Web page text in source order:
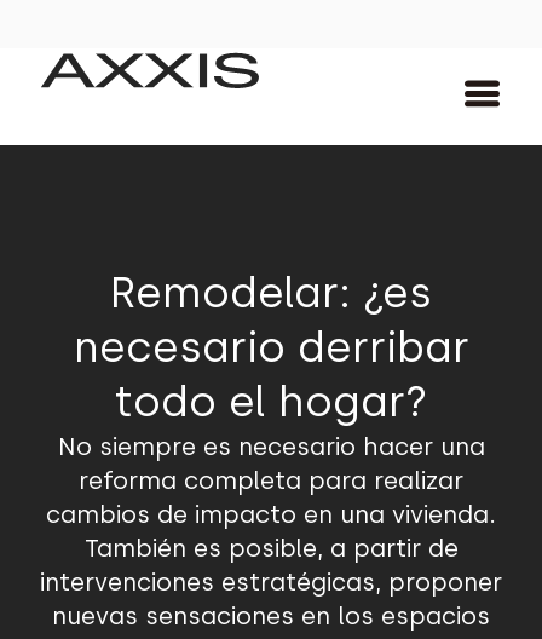
Remodelar: ¿es
necesario derribar
todo el hogar?
No siempre es necesario hacer una
reforma completa para realizar
cambios de impacto en una vivienda.
También es posible, a partir de
intervenciones estratégicas, proponer
nuevas sensaciones en los espacios